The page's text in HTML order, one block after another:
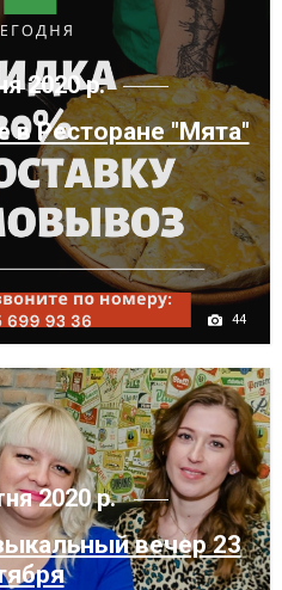
2020 р.
Ресторане "Мята"
44
2020 р.
вечер 23